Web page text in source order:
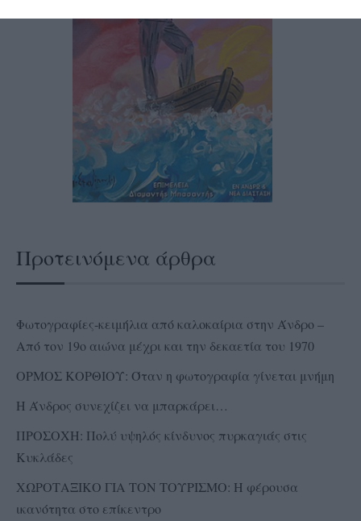
Προτεινόμενα άρθρα
Φωτογραφίες-κειμήλια από καλοκαίρια στην Άνδρο –
Από τον 19ο αιώνα μέχρι και την δεκαετία του 1970
ΟΡΜΟΣ ΚΟΡΘΙΟΥ: Όταν η φωτογραφία γίνεται μνήμη
Η Άνδρος συνεχίζει να μπαρκάρει…
ΠΡΟΣΟΧΗ: Πολύ υψηλός κίνδυνος πυρκαγιάς στις
Κυκλάδες
ΧΩΡΟΤΑΞΙΚΟ ΓΙΑ ΤΟΝ ΤΟΥΡΙΣΜΟ: Η φέρουσα
ικανότητα στο επίκεντρο